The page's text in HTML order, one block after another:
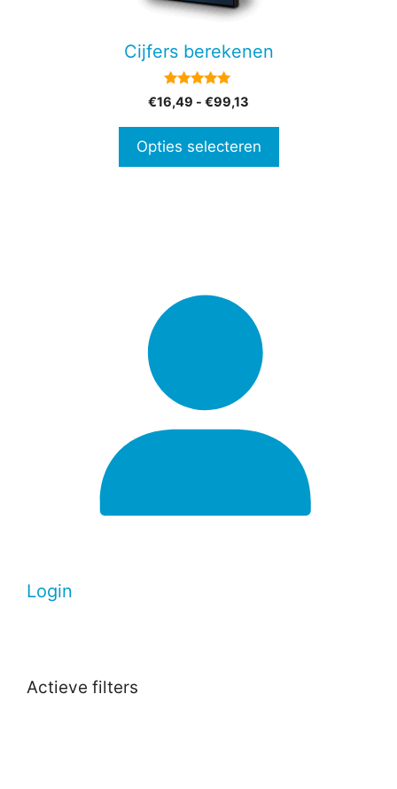
Cijfers berekenen
5.00
van 5
€16,49 - €99,13
€99,13
Opties selecteren
productpagina
Login
Actieve filters